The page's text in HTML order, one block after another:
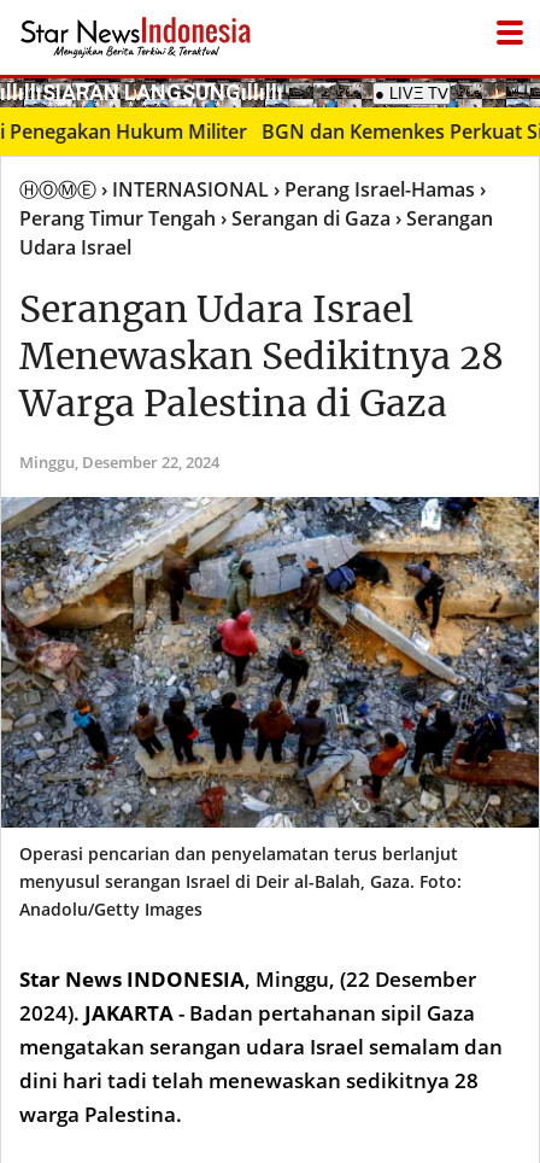
­ıllıllıS͙I͙A͙R͙A͙N͙ L͙A͙N͙G͙S͙U͙N͙G͙ıllıllı
Hukum Militer BGN dan Kemenkes Perkuat
ⒽⓄⓂⒺ› INTERNASIONAL› Perang Israel-Hamas ›
Perang Timur Tengah › Serangan di Gaza › Serangan
Udara Israel
Serangan Udara Israel
Menewaskan Sedikitnya 28
Warga Palestina di Gaza
Minggu, Desember 22, 2024
Operasi pencarian dan penyelamatan terus berlanjut
menyusul serangan Israel di Deir al-Balah, Gaza. Foto:
Anadolu/Getty Images
Star News INDONESIA, Minggu, (22 Desember
2024). JAKARTA- Badan pertahanan sipil Gaza
mengatakan serangan udara Israel semalam dan
dini hari tadi telah menewaskan sedikitnya 28
warga Palestina.